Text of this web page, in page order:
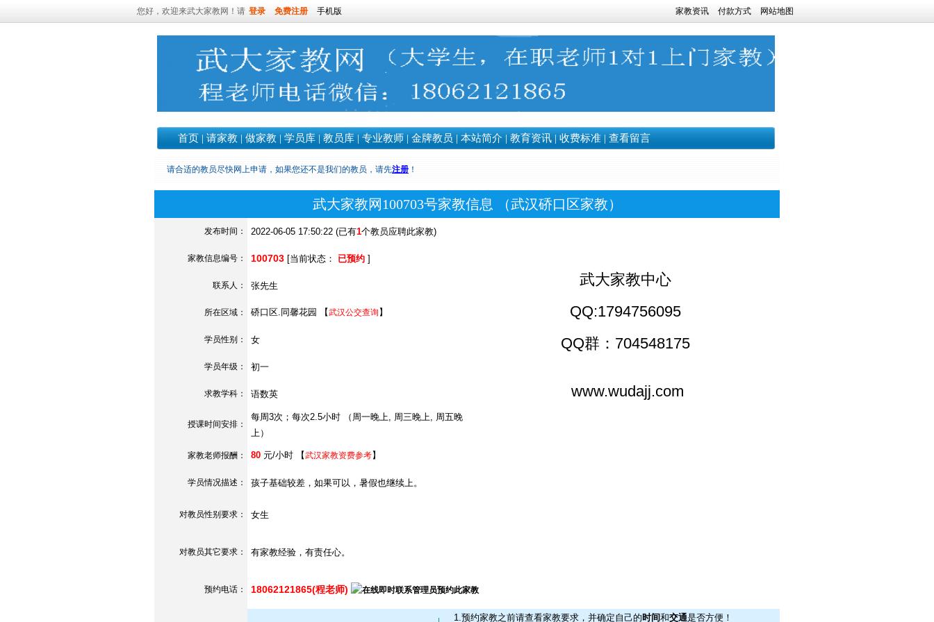
您好，欢迎来武大家教网！请 登录 免费注册 手机版 家教资讯 付款方式 网站地图
首页 | 请家教 | 做家教 | 学员库 | 教员库 | 专业教师 | 金牌教员 | 本站简介 | 教育资讯 | 收费标准 | 查看留言
请合适的教员尽快网上申请，如果您还不是我们的教员，请先注册 ！
武大家教网100703号家教信息 （武汉硚口区家教）
发布时间： 2022-06-05 17:50:22 (已有1个教员应聘此家教)
武大家教中心
QQ:1794756095
QQ群：704548175
www.wudajj.com
家教信息编号： 100703 [当前状态： 已预约 ]
联系人： 张先生
所在区域： 硚口区.同馨花园 【武汉公交查询 】
学员性别： 女
学员年级： 初一
求教学科： 语数英
授课时间安排：
每周3次；每次2.5小时 （周一晚上, 周三晚上, 周五晚
上）
家教老师报酬： 80 元/小时 【武汉家教资费参考】
学员情况描述： 孩子基础较差，如果可以，暑假也继续上。
对教员性别要求： 女生
对教员其它要求： 有家教经验，有责任心。
预约电话： 18062121865(程老师)
1.预约家教之前请查看家教要求，并确定自己的时间和交通是否方便！